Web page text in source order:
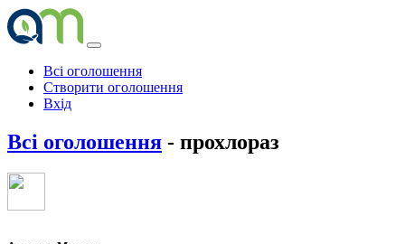
Всі оголошення
Створити оголошення
Вхід
Всі оголошення - прохлораз